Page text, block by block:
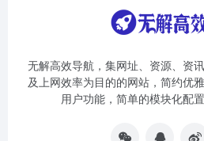
无解高效导航，集网址、资源、资
及上网效率为目的的网站，简约优
用户功能，简单的模块化配